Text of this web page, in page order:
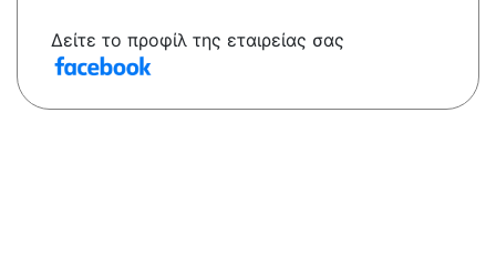
Δείτε το προφίλ της εταιρείας σας